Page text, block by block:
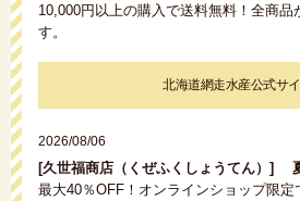
10,000円以上の購入で送料無料！全商品
す。
北海道網走水産公式サ
2026/08/06
[久世福商店（くぜふくしょうてん）]
最大40％OFF！オンラインショップ限